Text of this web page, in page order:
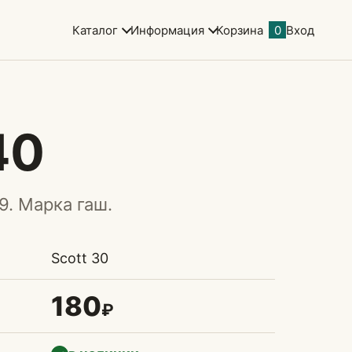
Каталог Информация Корзина 0 Вход
Марка гаш.
Scott 30
180₽